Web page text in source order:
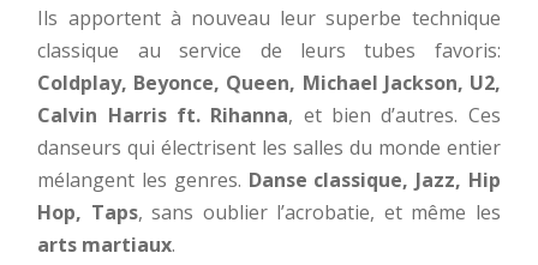
Ils apportent à nouveau leur superbe technique
classique au service de leurs tubes favoris:
Coldplay, Beyonce, Queen, Michael Jackson, U2,
Calvin Harris ft. Rihanna, et bien d’autres. Ces
danseurs qui électrisent les salles du monde entier
mélangent les genres. Danse classique, Jazz, Hip
Hop, Taps, sans oublier l’acrobatie, et même les
arts martiaux.